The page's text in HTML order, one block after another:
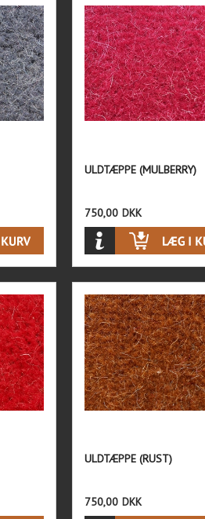
ULDTÆPPE (MULBERRY)
750,00 DKK
ULDTÆPPE (RUST)
750,00 DKK